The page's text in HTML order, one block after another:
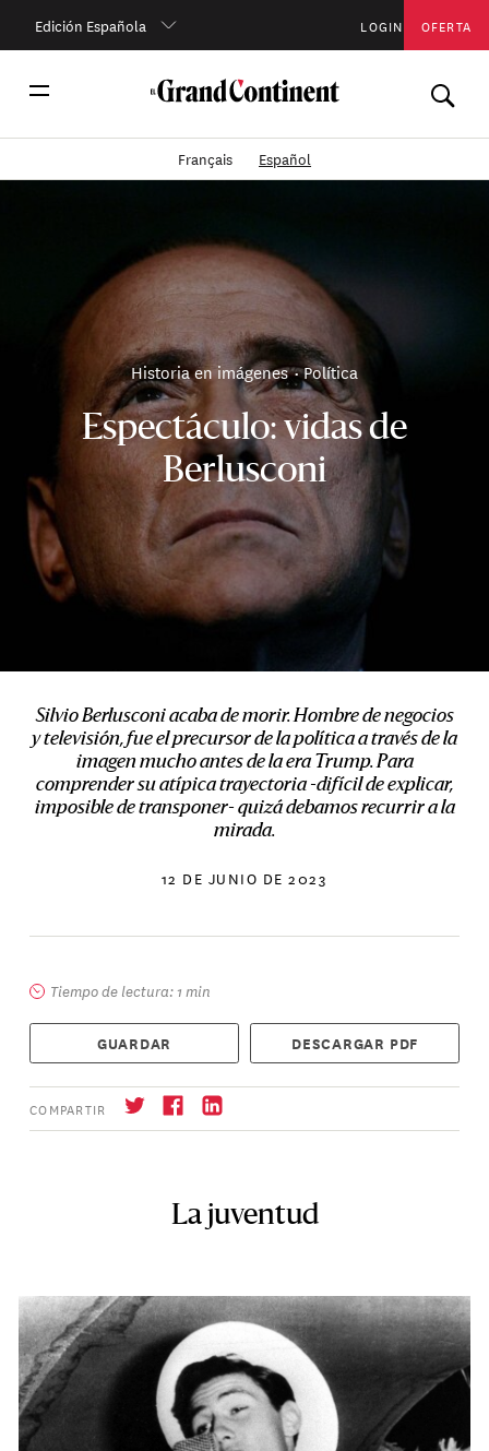
Edición Española LOGIN OFERTA
Français Español
Historia en imágenes Política
Espectáculo: vidas de
Berlusconi
Silvio Berlusconi acaba de morir. Hombre de negocios
y televisión, fue el precursor de la política a través de la
imagen mucho antes de la era Trump. Para
comprender su atípica trayectoria -difícil de explicar,
imposible de transponer- quizá debamos recurrir a la
mirada.
12 DE JUNIO DE 2023
Tiempo de lectura: 1 min
GUARDAR DESCARGAR PDF
COMPARTIR
La juventud